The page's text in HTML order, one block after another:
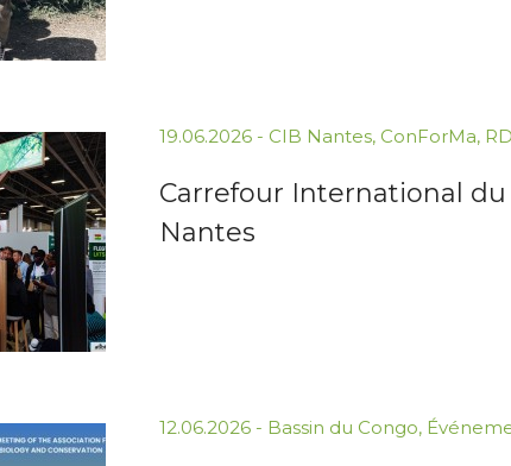
19.06.2026 - CIB Nantes, ConForMa,
Carrefour International du
Nantes
12.06.2026 - Bassin du Congo,